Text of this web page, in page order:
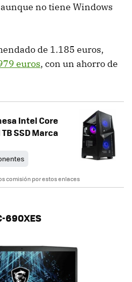
no tiene Windows
de 1.185 euros,
euros, con un ahorro de
Intel Core
TB SSD Marca
comisión por estos enlaces
690XES